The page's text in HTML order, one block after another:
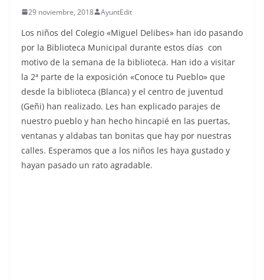
29 noviembre, 2018 AyuntEdit
Los niños del Colegio «Miguel Delibes» han ido pasando
por la Biblioteca Municipal durante estos días con
motivo de la semana de la biblioteca. Han ido a visitar
la 2ª parte de la exposición «Conoce tu Pueblo» que
desde la biblioteca (Blanca) y el centro de juventud
(Geñi) han realizado. Les han explicado parajes de
nuestro pueblo y han hecho hincapié en las puertas,
ventanas y aldabas tan bonitas que hay por nuestras
calles. Esperamos que a los niños les haya gustado y
hayan pasado un rato agradable.